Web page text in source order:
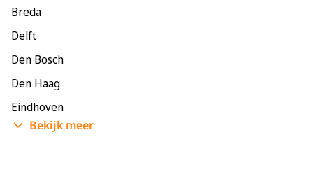
Breda
Delft
Den Bosch
Den Haag
Eindhoven
Enschede
Bekijk meer